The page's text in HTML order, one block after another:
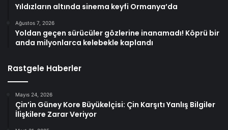
Yıldızların altında sinema keyfi Ormanya’da
Ağustos 7, 2026
Yoldan geçen sürücüler gözlerine inanamadı! Köprü bir
anda milyonlarca kelebekle kaplandı
Rastgele Haberler
Mayıs 24, 2026
Çin’in Güney Kore Büyükelçisi: Çin Karşıtı Yanlış Bilgiler
İlişkilere Zarar Veriyor